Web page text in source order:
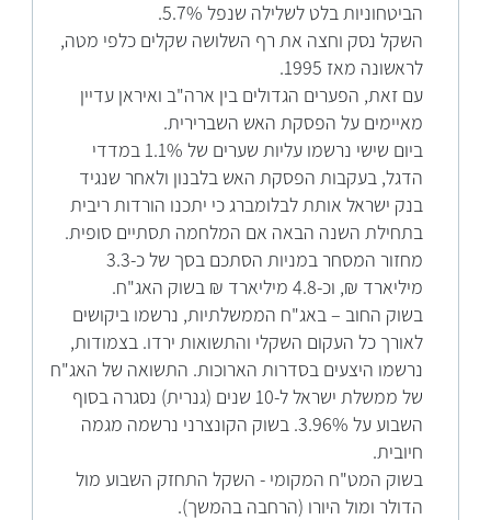
הביטחוניות בלט לשלילה שנפל 5.7%.
השקל נסק וחצה את רף השלושה שקלים כלפי מטה,
לראשונה מאז 1995.
עם זאת, הפערים הגדולים בין ארה"ב ואיראן עדיין
מאיימים על הפסקת האש השברירית.
ביום שישי נרשמו עליות שערים של 1.1% במדדי
הדגל, בעקבות הפסקת האש בלבנון ולאחר שנגיד
בנק ישראל אותת לבלומברג כי יתכנו הורדות ריבית
בתחילת השנה הבאה אם המלחמה תסתיים סופית.
מחזור המסחר במניות הסתכם בסך של כ-3.3
מיליארד ₪, וכ-4.8 מיליארד ₪ בשוק האג"ח.
בשוק החוב – באג"ח הממשלתיות, נרשמו ביקושים
לאורך כל העקום השקלי והתשואות ירדו. בצמודות,
נרשמו היצעים בסדרות הארוכות. התשואה של האג"ח
של ממשלת ישראל ל-10 שנים (גנרית) נסגרה בסוף
השבוע על 3.96%. בשוק הקונצרני נרשמה מגמה
חיובית.
בשוק המט"ח המקומי - השקל התחזק השבוע מול
הדולר ומול היורו (הרחבה בהמשך).